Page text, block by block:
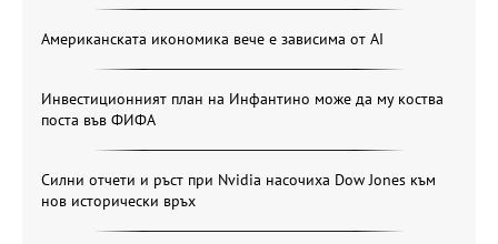
Американската икономика вече е зависима от АІ
Инвестиционният план на Инфантино може да му коства
поста във ФИФА
Силни отчети и ръст при Nvidia насочиха Dow Jones към
нов исторически връх